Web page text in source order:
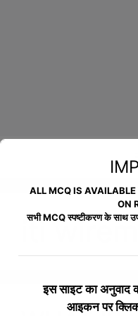
iti
ALL MCQ IS
ON
सभी MCQ स्पष्टीकरण के साथ
इस साइट का अनुवाद
आइकन पर